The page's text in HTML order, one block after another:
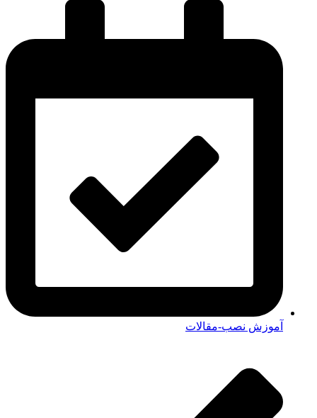
آموزش نصب-مقالات